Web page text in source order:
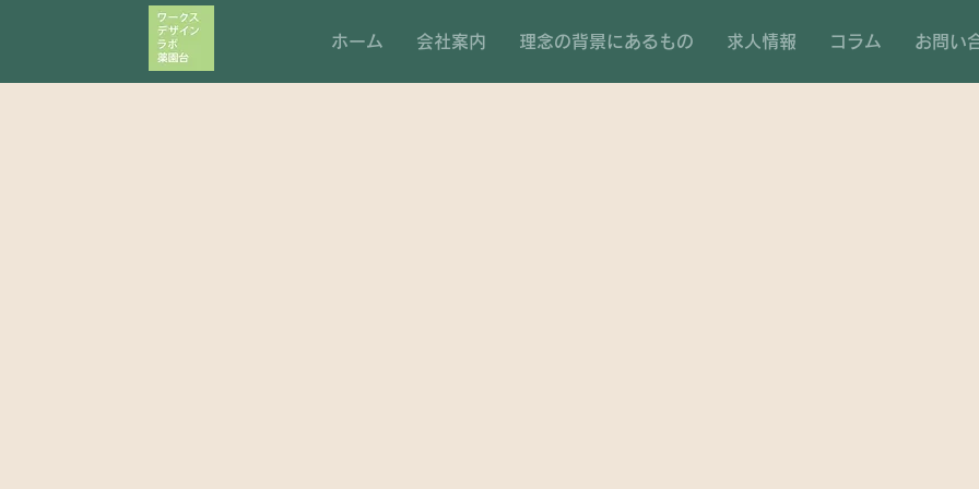
ホーム 会社案内 理念の背景にあるもの 求人情報 コラム お問い